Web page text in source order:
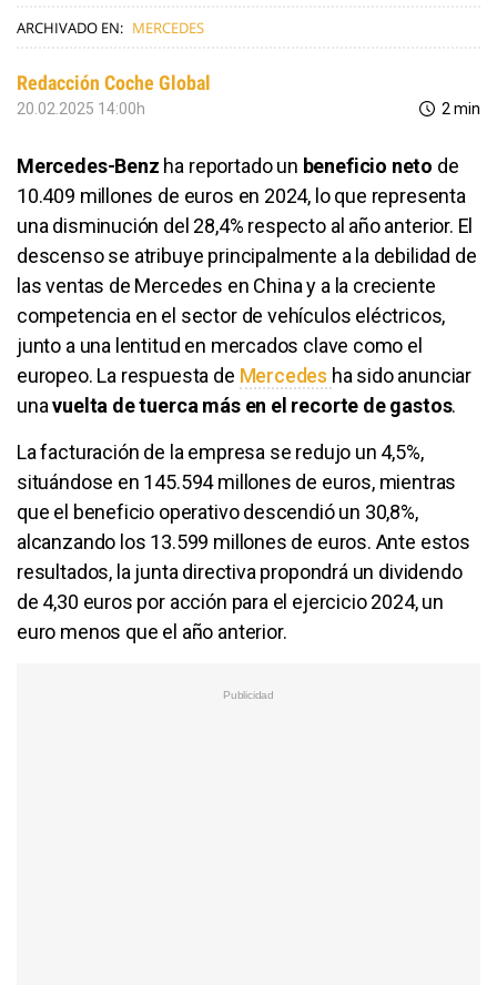
ARCHIVADO EN: MERCEDES
Redacción Coche Global
20.02.2025 14:00h 2 min
Mercedes-Benz ha reportado un beneficio neto de
10.409 millones de euros en 2024, lo que representa
una disminución del 28,4% respecto al año anterior. El
descenso se atribuye principalmente a la debilidad de
las ventas de Mercedes en China y a la creciente
competencia en el sector de vehículos eléctricos,
junto a una lentitud en mercados clave como el
europeo. La respuesta de Mercedes ha sido anunciar
unavuelta de tuerca más en el recorte de gastos.
La facturación de la empresa se redujo un 4,5%,
situándose en 145.594 millones de euros, mientras
que el beneficio operativo descendió un 30,8%,
alcanzando los 13.599 millones de euros. Ante estos
resultados, la junta directiva propondrá un dividendo
de 4,30 euros por acción para el ejercicio 2024, un
euro menos que el año anterior.